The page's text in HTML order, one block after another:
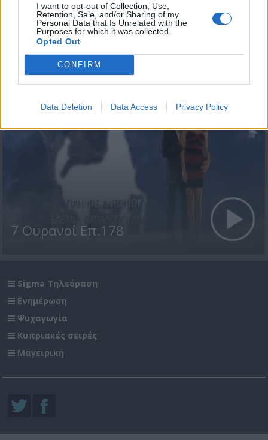
I want to opt-out of Collection, Use,
Retention, Sale, and/or Sharing of my
Personal Data that Is Unrelated with the
Purposes for which it was collected.
Opted Out
CONFIRM
Data Deletion Data Access Privacy Policy
7 Ουρανοί Επ.179
7 Ουρανοί Επ.178
Sigma Τηλεόραση
Ενημέρωση
Ψυχαγωγία
Κυπριακές σειρές
Μαγειρική